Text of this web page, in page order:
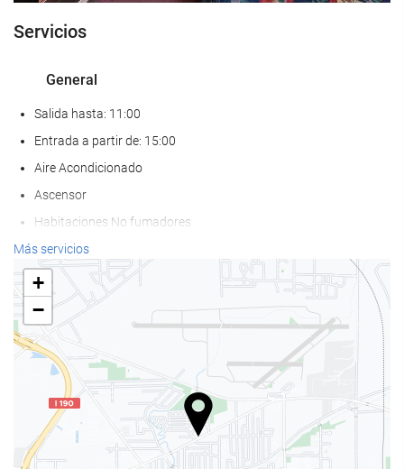
Servicios
General
Salida hasta: 11:00
Entrada a partir de: 15:00
Aire Acondicionado
Ascensor
Habitaciones No fumadores
No admite mascotas
Acceso a Internet
Wifi
Acceso a Internet
Bienestar
Spa
Bañera de hidromasaje
Más servicios
+
−